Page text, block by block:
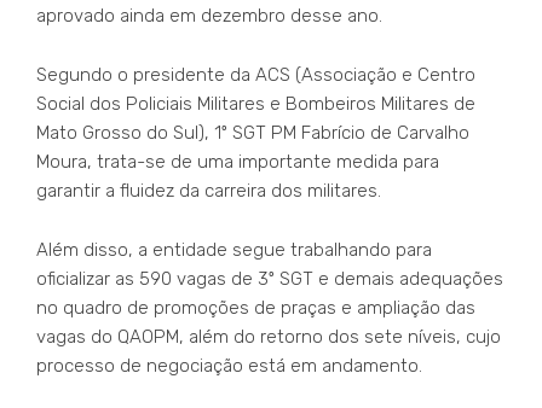
aprovado ainda em dezembro desse ano.
Segundo o presidente da ACS (Associação e Centro
Social dos Policiais Militares e Bombeiros Militares de
Mato Grosso do Sul), 1º SGT PM Fabrício de Carvalho
Moura, trata-se de uma importante medida para
garantir a fluidez da carreira dos militares.
Além disso, a entidade segue trabalhando para
oficializar as 590 vagas de 3º SGT e demais adequações
no quadro de promoções de praças e ampliação das
vagas do QAOPM, além do retorno dos sete níveis, cujo
processo de negociação está em andamento.